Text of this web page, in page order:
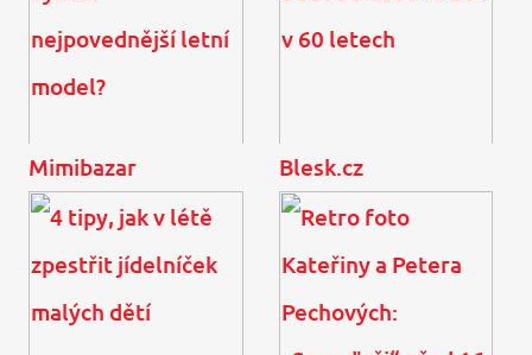
Móda z tiskovky TV
Prima: Kdo vynesl
nejpovednější letní
model?
7 ikonických kousků,
které vám budou slušet
ve 20 i v 60 letech
Mimibazar Blesk.cz